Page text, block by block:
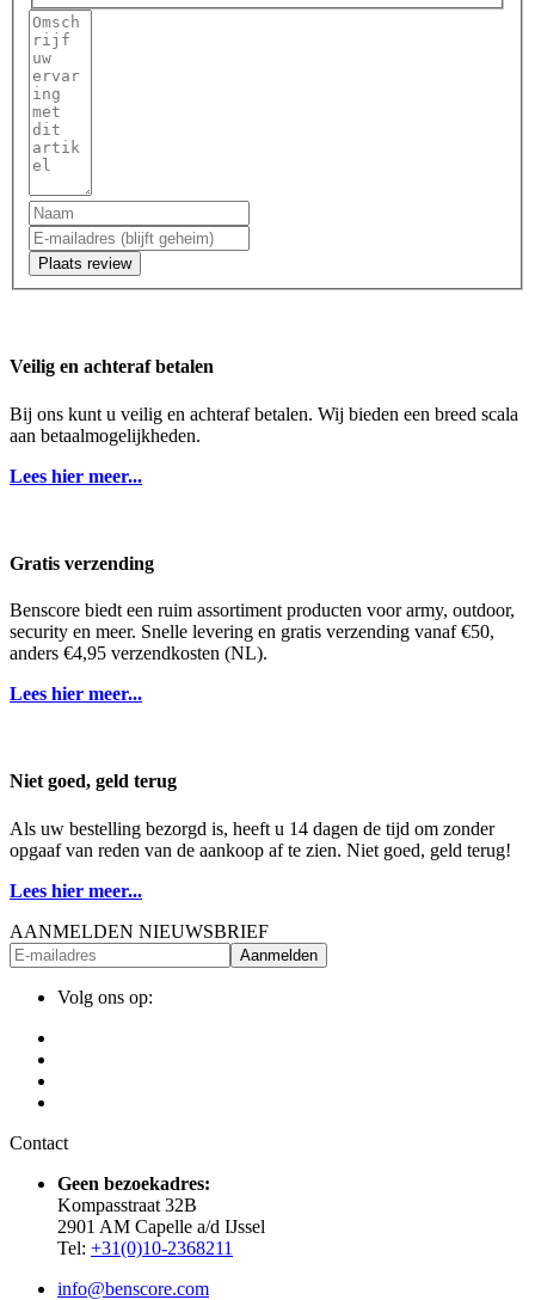
Plaats review
Veilig en achteraf betalen
Bij ons kunt u veilig en achteraf betalen. Wij bieden een breed scala
aan betaalmogelijkheden.
Lees hier meer...
Gratis verzending
Benscore biedt een ruim assortiment producten voor army, outdoor,
security en meer. Snelle levering en gratis verzending vanaf €50,
anders €4,95 verzendkosten (NL).
Lees hier meer...
Niet goed, geld terug
Als uw bestelling bezorgd is, heeft u 14 dagen de tijd om zonder
opgaaf van reden van de aankoop af te zien. Niet goed, geld terug!
Lees hier meer...
AANMELDEN NIEUWSBRIEF
Aanmelden
Volg ons op:
Contact
Geen bezoekadres:
Kompasstraat 32B
2901 AM Capelle a/d IJssel
Tel: +31(0)10-2368211
info@benscore.com